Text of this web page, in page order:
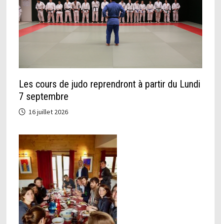
Les cours de judo reprendront à partir du Lundi
7 septembre
16 juillet 2026